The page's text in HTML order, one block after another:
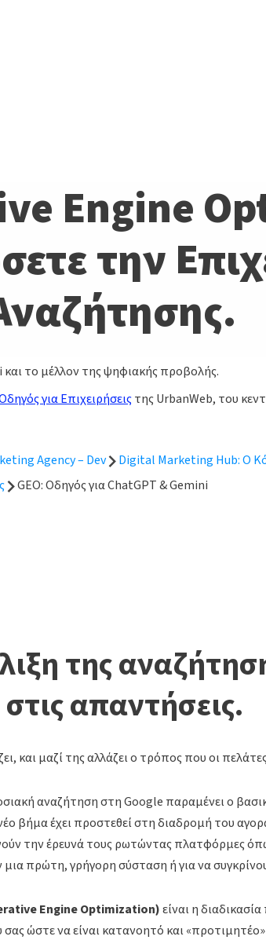
Engine
την
το μέλλον της ψηφιακής προβολής.
για Επιχειρήσειςτης UrbanWeb, του
Agency – Dev Digital Marketing Hub: Ο
GEO: Οδηγός για ChatGPT & Gemini
της
απαντήσεις.
και μαζί της αλλάζει ο τρόπος που οι
αναζήτηση στη Google παραμένει ο
βήμα έχει προστεθεί στη διαδρομή του
την έρευνά τους ρωτώντας πλατφόρμες
πρώτη, γρήγορη σύσταση ή για να
Engine Optimization)είναι η
σας ώστε να είναι κατανοητό και